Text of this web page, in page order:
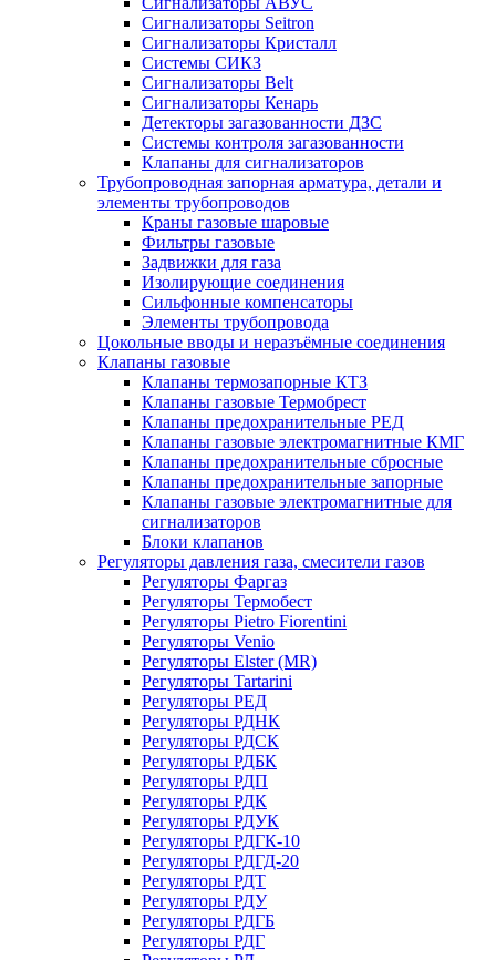
Сигнализаторы Seitron
Сигнализаторы Кристалл
Системы СИКЗ
Сигнализаторы Belt
Сигнализаторы Кенарь
Детекторы загазованности ДЗС
Системы контроля загазованности
Клапаны для сигнализаторов
Трубопроводная запорная арматура, детали и
элементы трубопроводов
Краны газовые шаровые
Фильтры газовые
Задвижки для газа
Изолирующие соединения
Сильфонные компенсаторы
Элементы трубопровода
Цокольные вводы и неразъёмные соединения
Клапаны газовые
Клапаны термозапорные КТЗ
Клапаны газовые Термобрест
Клапаны предохранительные РЕД
Клапаны газовые электромагнитные КМГ
Клапаны предохранительные сбросные
Клапаны предохранительные запорные
Клапаны газовые электромагнитные для
сигнализаторов
Блоки клапанов
Регуляторы давления газа, смесители газов
Регуляторы Фаргаз
Регуляторы Термобест
Регуляторы Pietro Fiorentini
Регуляторы Venio
Регуляторы Elster (MR)
Регуляторы Tartarini
Регуляторы РЕД
Регуляторы РДНК
Регуляторы РДСК
Регуляторы РДБК
Регуляторы РДП
Регуляторы РДК
Регуляторы РДУК
Регуляторы РДГК-10
Регуляторы РДГД-20
Регуляторы РДТ
Регуляторы РДУ
Регуляторы РДГБ
Регуляторы РДГ